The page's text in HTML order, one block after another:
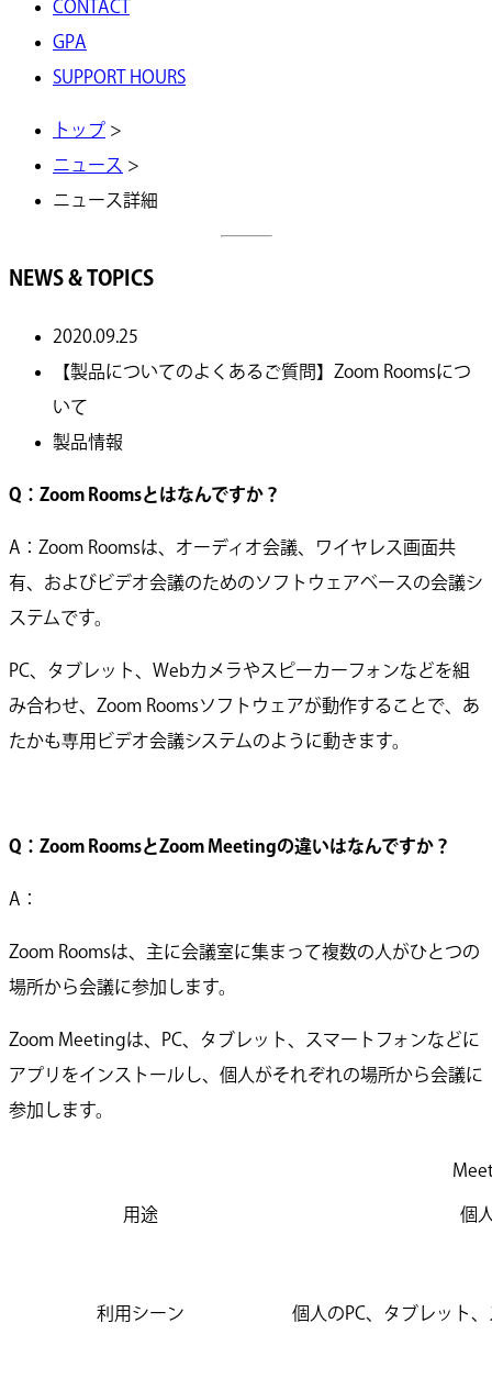
CONTACT
GPA
SUPPORT HOURS
トップ >
ニュース >
ニュース詳細
NEWS & TOPICS
2020.09.25
【製品についてのよくあるご質問】Zoom Roomsにつ
いて
製品情報
Q：Zoom Roomsとはなんですか？
A：Zoom Roomsは、オーディオ会議、ワイヤレス画面共
有、およびビデオ会議のためのソフトウェアベースの会議シ
ステムです。
PC、タブレット、Webカメラやスピーカーフォンなどを組
み合わせ、Zoom Roomsソフトウェアが動作することで、あ
たかも専用ビデオ会議システムのように動きます。
Q：Zoom RoomsとZoom Meetingの違いはなんですか？
A：
Zoom Roomsは、主に会議室に集まって複数の人がひとつの
場所から会議に参加します。
Zoom Meetingは、PC、タブレット、スマートフォンなどに
アプリをインストールし、個人がそれぞれの場所から会議に
参加します。
用途 個
利用シーン 個人のPC、タブレット